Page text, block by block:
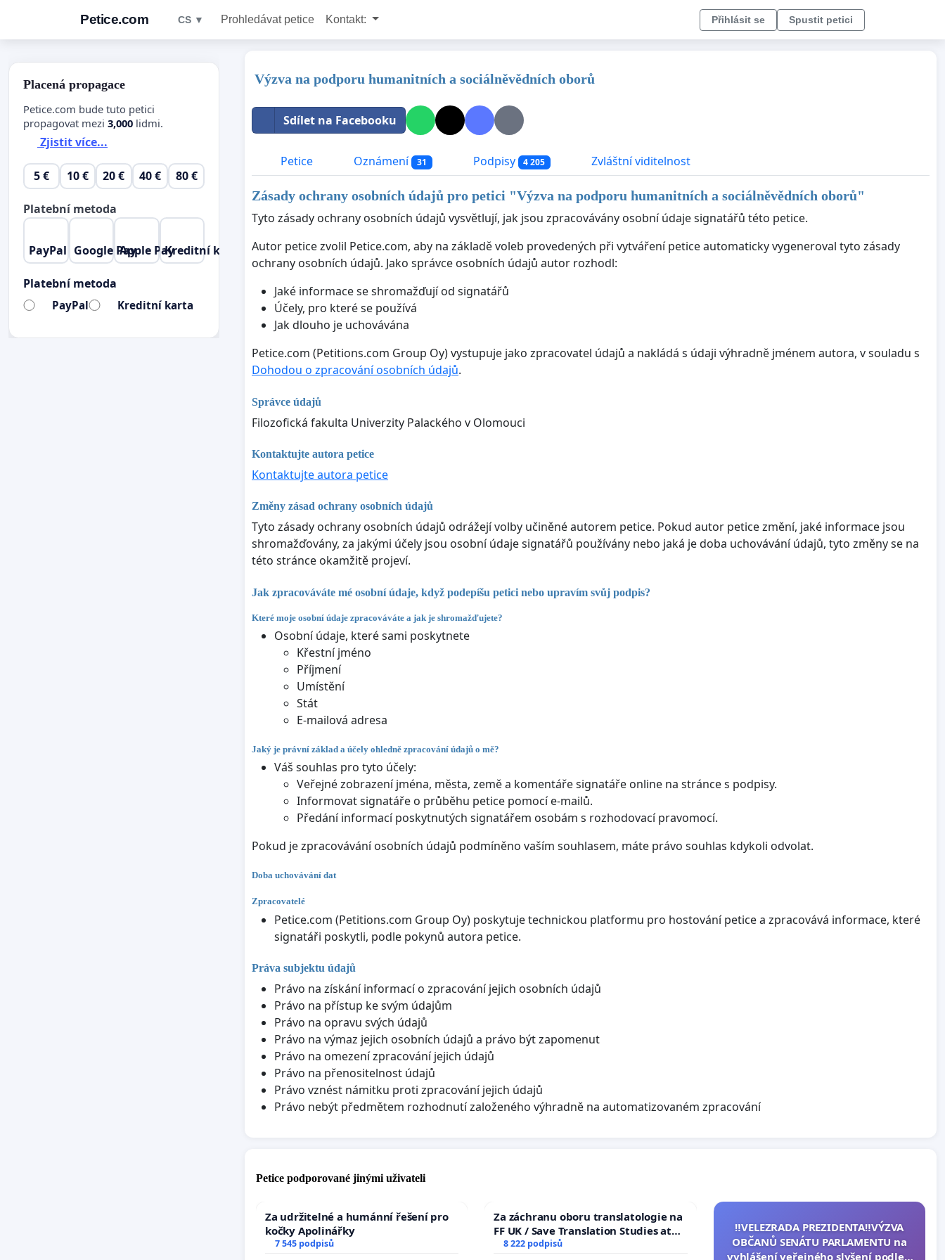
Petice.com CS ▼ Prohledávat petice Kontakt: Přihlásit se Spustit petici
Výzva na podporu humanitních a sociálněvědních oborů
Sdílet na Facebooku
Petice Oznámení 31 Podpisy 4 205 Zvláštní viditelnost
Zásady ochrany osobních údajů pro petici "Výzva na podporu humanitních a sociálněvědních oborů"
Tyto zásady ochrany osobních údajů vysvětlují, jak jsou zpracovávány osobní údaje signatářů této petice.
Autor petice zvolil Petice.com, aby na základě voleb provedených při vytváření petice automaticky vygeneroval tyto zásady
ochrany osobních údajů. Jako správce osobních údajů autor rozhodl:
Jaké informace se shromažďují od signatářů
Účely, pro které se používá
Jak dlouho je uchovávána
Petice.com (Petitions.com Group Oy) vystupuje jako zpracovatel údajů a nakládá s údaji výhradně jménem autora, v souladu s
Dohodou o zpracování osobních údajů.
Správce údajů
Filozofická fakulta Univerzity Palackého v Olomouci
Kontaktujte autora petice
Kontaktujte autora petice
Změny zásad ochrany osobních údajů
Tyto zásady ochrany osobních údajů odrážejí volby učiněné autorem petice. Pokud autor petice změní, jaké informace jsou
shromažďovány, za jakými účely jsou osobní údaje signatářů používány nebo jaká je doba uchovávání údajů, tyto změny se na
této stránce okamžitě projeví.
Jak zpracováváte mé osobní údaje, když podepíšu petici nebo upravím svůj podpis?
Které moje osobní údaje zpracováváte a jak je shromažďujete?
Osobní údaje, které sami poskytnete
Křestní jméno
Příjmení
Umístění
Stát
E-mailová adresa
Jaký je právní základ a účely ohledně zpracování údajů o mě?
Váš souhlas pro tyto účely:
Veřejné zobrazení jména, města, země a komentáře signatáře online na stránce s podpisy.
Informovat signatáře o průběhu petice pomocí e-mailů.
Předání informací poskytnutých signatářem osobám s rozhodovací pravomocí.
Pokud je zpracovávání osobních údajů podmíněno vaším souhlasem, máte právo souhlas kdykoli odvolat.
Doba uchovávání dat
Zpracovatelé
Petice.com (Petitions.com Group Oy) poskytuje technickou platformu pro hostování petice a zpracovává informace, které
signatáři poskytli, podle pokynů autora petice.
Práva subjektu údajů
Právo na získání informací o zpracování jejich osobních údajů
Právo na přístup ke svým údajům
Právo na opravu svých údajů
Právo na výmaz jejich osobních údajů a právo být zapomenut
Právo na omezení zpracování jejich údajů
Právo na přenositelnost údajů
Právo vznést námitku proti zpracování jejich údajů
Právo nebýt předmětem rozhodnutí založeného výhradně na automatizovaném zpracování
Petice podporované jinými uživateli
Za udržitelné a humánní řešení pro
kočky Apolinářky
7 545 podpisů
Za záchranu oboru translatologie na
FF UK / Save Translation Studies at
the Faculty of Arts, Charles
8 222 podpisů
‼️VELEZRADA PREZIDENTA‼️VÝZVA
OBČANŮ SENÁTU PARLAMENTU na
vyhlášení veřejného slyšení podle §
Placená propagace
Petice.com bude tuto petici
propagovat mezi 3,000 lidmi.
Zjistit více...
5 € 10 € 20 € 40 € 80 €
Platební metoda
PayPal Google PayApple PayKreditní karta
Platební metoda
PayPal Kreditní karta